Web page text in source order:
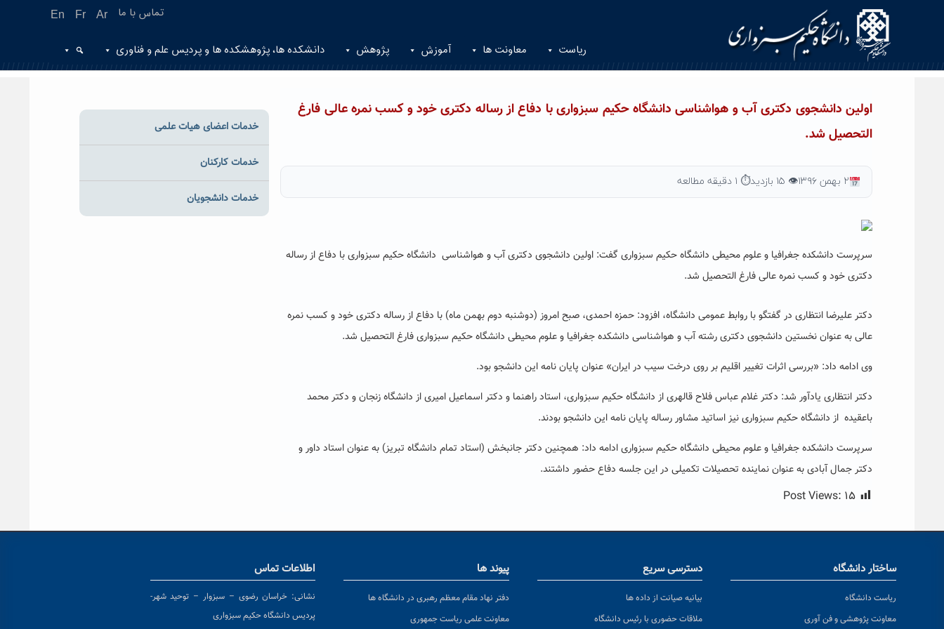
En Fr Ar تماس با ما
ریاست معاونت ها آموزش پژوهش دانشکده ها، پژوهشکده ها و پردیس علم و فناوری
اولین دانشجوی دکتری آب و هواشناسی دانشگاه حکیم سبزواری با دفاع از رساله دکتری خود و کسب نمره عالی فارغ
التحصیل شد.
۲ بهمن ۱۳۹۶ 👁 ۱۵ بازدید ⏱ ۱ دقیقه مطالعه
سرپرست دانشکده جغرافیا و علوم محیطی دانشگاه حکیم سبزواری گفت: اولین دانشجوی دکتری آب و هواشناسی دانشگاه حکیم سبزواری با دفاع از رساله
دکتری خود و کسب نمره عالی فارغ التحصیل شد.
دکتر علیرضا انتظاری در گفتگو با روابط عمومی دانشگاه، افزود: حمزه احمدی، صبح امروز (دوشنبه دوم بهمن ماه) با دفاع از رساله دکتری خود و کسب نمره
عالی به عنوان نخستین دانشجوی دکتری رشته آب و هواشناسی دانشکده جغرافیا و علوم محیطی دانشگاه حکیم سبزواری فارغ التحصیل شد.
وی ادامه داد: «بررسی اثرات تغییر اقلیم بر روی درخت سیب در ایران» عنوان پایان نامه این دانشجو بود.
دکتر انتظاری یادآور شد: دکتر غلام عباس فلاح قالهری از دانشگاه حکیم سبزواری، استاد راهنما و دکتر اسماعیل امیری از دانشگاه زنجان و دکتر محمد
باعقیده از دانشگاه حکیم سبزواری نیز اساتید مشاور رساله پایان نامه این دانشجو بودند.
سرپرست دانشکده جغرافیا و علوم محیطی دانشگاه حکیم سبزواری ادامه داد: همچنین دکتر جانبخش (استاد تمام دانشگاه تبریز) به عنوان استاد داور و
دکتر جمال آبادی به عنوان نماینده تحصیلات تکمیلی در این جلسه دفاع حضور داشتند.
Post Views: ۱۵
خدمات اعضای هیات علمی
خدمات کارکنان
خدمات دانشجویان
ساختار دانشگاه
ریاست دانشگاه
معاونت پژوهشی و فن آوری
دسترسی سریع
بیانیه صیانت از داده ها
ملاقات حضوری با رئیس دانشگاه
پیوند ها
دفتر نهاد مقام معظم رهبری در دانشگاه ها
معاونت علمی ریاست جمهوری
اطلاعات تماس
نشانی: خراسان رضوی – سبزوار – توحید شهر-
پردیس دانشگاه حکیم سبزواری